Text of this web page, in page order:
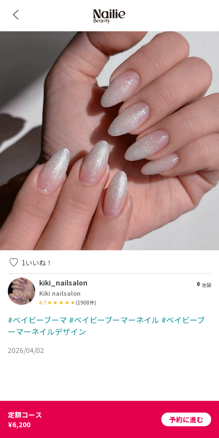
1いいね！
kiki_nailsalon
Kiki nailsalon
4.7 (1908件)
池袋
#ベイビーブーマ #ベイビーブーマーネイル #ベイビーブ
ーマーネイルデザイン
2026/04/02
定額コース
¥6,200
予約に進む